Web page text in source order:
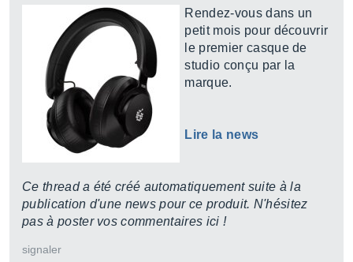
Rendez-vous dans un
petit mois pour découvrir
le premier casque de
studio conçu par la
marque.
Lire la news
Ce thread a été créé automatiquement suite à la
publication d'une news pour ce produit. N'hésitez
pas à poster vos commentaires ici !
signaler